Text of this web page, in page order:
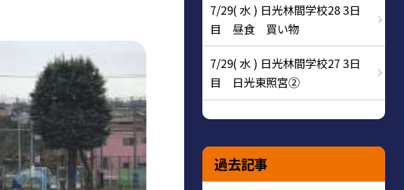
7/29( 水 ) 日光林間学校28 3日
目 昼食 買い物
7/29( 水 ) 日光林間学校27 3日
目 日光東照宮②
過去記事